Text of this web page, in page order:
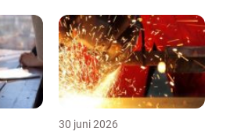
30 juni 2026